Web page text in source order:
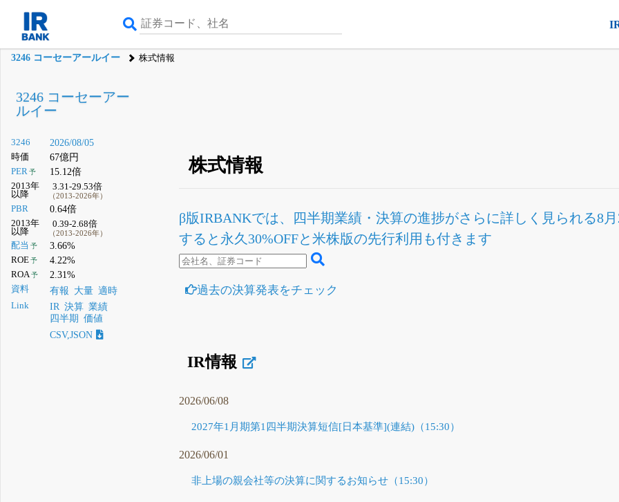
3246 コーセーアールイー 株式情報
3246 コーセーアー
ルイー
3246 2026/08/05
時価 67億円
PER予 15.12倍
2013年
以降
3.31-29.53倍
（2013-2026年）
PBR 0.64倍
2013年
以降
0.39-2.68倍
（2013-2026年）
配当 予 3.66%
ROE予 4.22%
ROA予 2.31%
資料 有報 大量 適時
Link IR 決算 業績
四半期
価値
CSV,JSON
株式情報
β版IRBANKでは、 四半期業績・決算の進捗がさらに詳しく見られる8
すると永久30%OFFと米株版の先行利用も付きます
過去の決算発表をチェック
IR情報
2026/06/08
2027年1月期第1四半期決算短信[日本基準](連結)（15:30）
2026/06/01
非上場の親会社等の決算に関するお知らせ（15:30）